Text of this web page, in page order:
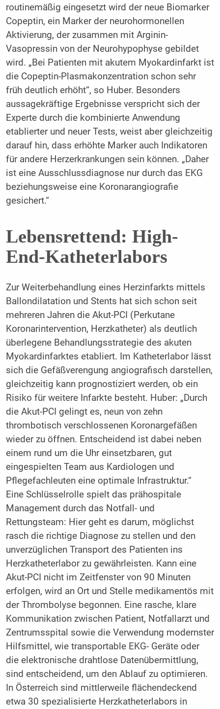
routinemäßig eingesetzt wird der neue Biomarker
Copeptin, ein Marker der neurohormonellen
Aktivierung, der zusammen mit Arginin-
Vasopressin von der Neurohypophyse gebildet
wird. „Bei Patienten mit akutem Myokardinfarkt ist
die Copeptin-Plasmakonzentration schon sehr
früh deutlich erhöht“, so Huber. Besonders
aussagekräftige Ergebnisse verspricht sich der
Experte durch die kombinierte Anwendung
etablierter und neuer Tests, weist aber gleichzeitig
darauf hin, dass erhöhte Marker auch Indikatoren
für andere Herzerkrankungen sein können. „Daher
ist eine Ausschlussdiagnose nur durch das EKG
beziehungsweise eine Koronarangiografie
gesichert.“
Lebensrettend: High-
End-Katheterlabors
Zur Weiterbehandlung eines Herzinfarkts mittels
Ballondilatation und Stents hat sich schon seit
mehreren Jahren die Akut-PCI (Perkutane
Koronarintervention, Herzkatheter) als deutlich
überlegene Behandlungsstrategie des akuten
Myokardinfarktes etabliert. Im Katheterlabor lässt
sich die Gefäßverengung angiografisch darstellen,
gleichzeitig kann prognostiziert werden, ob ein
Risiko für weitere Infarkte besteht. Huber: „Durch
die Akut-PCI gelingt es, neun von zehn
thrombotisch verschlossenen Koronargefäßen
wieder zu öffnen. Entscheidend ist dabei neben
einem rund um die Uhr einsetzbaren, gut
eingespielten Team aus Kardiologen und
Pflegefachleuten eine optimale Infrastruktur.“
Eine Schlüsselrolle spielt das prähospitale
Management durch das Notfall- und
Rettungsteam: Hier geht es darum, möglichst
rasch die richtige Diagnose zu stellen und den
unverzüglichen Transport des Patienten ins
Herzkatheterlabor zu gewährleisten. Kann eine
Akut-PCI nicht im Zeitfenster von 90 Minuten
erfolgen, wird an Ort und Stelle medikamentös mit
der Thrombolyse begonnen. Eine rasche, klare
Kommunikation zwischen Patient, Notfallarzt und
Zentrumsspital sowie die Verwendung modernster
Hilfsmittel, wie transportable EKG- Geräte oder
die elektronische drahtlose Datenübermittlung,
sind entscheidend, um den Ablauf zu optimieren.
In Österreich sind mittlerweile flächendeckend
etwa 30 spezialisierte Herzkatheterlabors in